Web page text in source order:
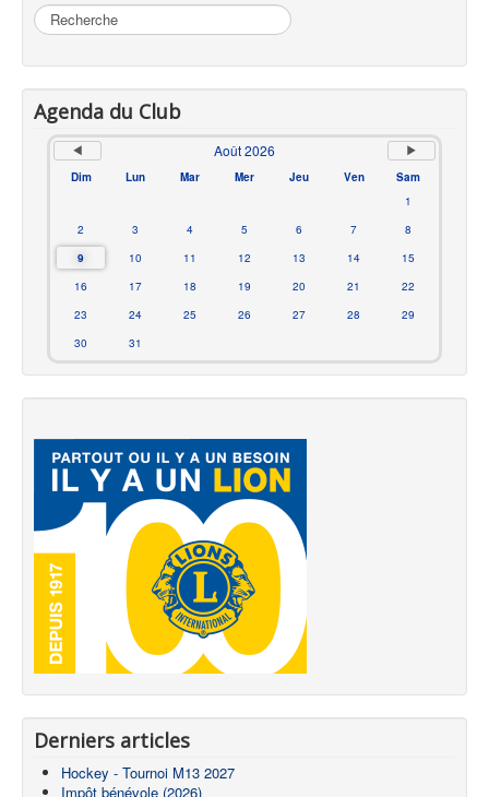
Rechercher
Agenda du Club
Août 2026
Dim Lun Mar Mer Jeu Ven
Sam
1
2
3 4 5 6 7
8
9
10 11 12 13 14
15
16
17 18 19 20 21
22
23
24 25 26 27 28
29
30
31
Derniers articles
Hockey - Tournoi M13 2027
Impôt bénévole (2026)